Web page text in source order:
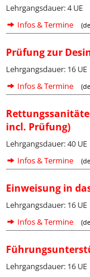
Lehrgangsdauer: 4 UE
Infos & Termine
Prüfung zur
Lehrgangsdauer: 16 UE
Infos & Termine
incl. Prüfung)
Lehrgangsdauer: 40 UE
Infos & Termine
Einweisung in
Lehrgangsdauer: 16 UE
Infos & Termine
Lehrgangsdauer: 16 UE